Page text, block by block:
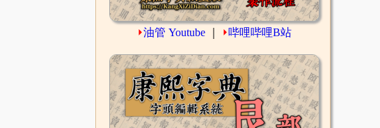
⏵油管 Youtube ⏵哔哩哔哩B站